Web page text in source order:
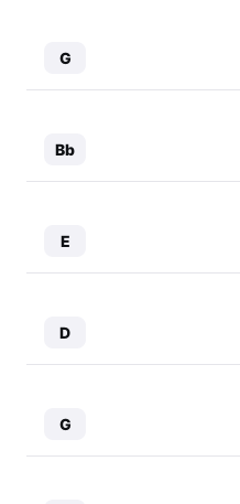
G
Bb
E
D
G